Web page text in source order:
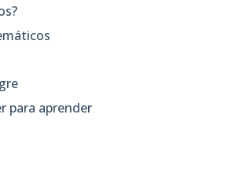
para aprender